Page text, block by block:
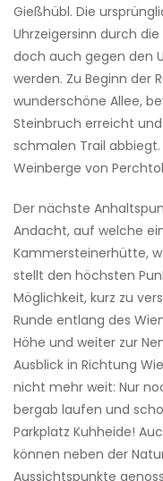
Gießhübl. Die
Uhrzeigersinn durch
doch auch gegen den
werden. Zu Beginn der
wunderschöne Allee,
Steinbruch erreicht
schmalen Trail
Weinberge von
Der nächste
Andacht, auf welche
Kammersteinerhütte,
stellt den höchsten
Möglichkeit, kurz zu
Runde entlang des
Höhe und weiter zur
Ausblick in Richtung
nicht mehr weit: Nur
bergab laufen und
Parkplatz Kuhheide!
können neben der
Aussichtspunkte